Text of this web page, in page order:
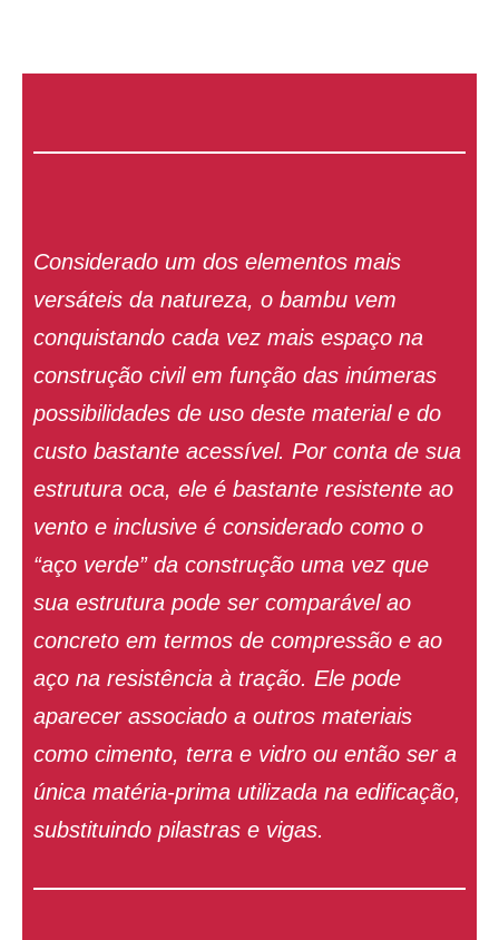
Considerado um dos elementos mais
versáteis da natureza, o bambu vem
conquistando cada vez mais espaço na
construção civil em função das inúmeras
possibilidades de uso deste material e do
custo bastante acessível. Por conta de sua
estrutura oca, ele é bastante resistente ao
vento e inclusive é considerado como o
“aço verde” da construção uma vez que
sua estrutura pode ser comparável ao
concreto em termos de compressão e ao
aço na resistência à tração. Ele pode
aparecer associado a outros materiais
como cimento, terra e vidro ou então ser a
única matéria-prima utilizada na edificação,
substituindo pilastras e vigas.